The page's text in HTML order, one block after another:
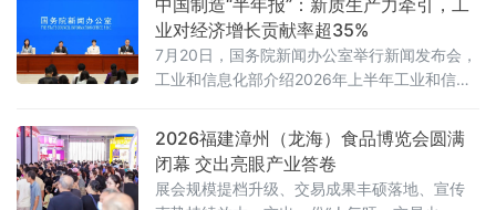
溢价率”列为省级年度考核硬指标，并明确到
2030年全国森林覆盖率达到25.5%、森林蓄积
量增至224亿立方米、草原综合植被盖度稳定在
58%以上。规划期内的林草碳汇累计交易目标
中国制造“半年报”：新质生产力牵引，工
业对经济增长贡献率超35%
7月20日，国务院新闻办公室举行新闻发布会，
工业和信息化部介绍2026年上半年工业和信息
表示，上半年工业和信息化持续向新向优发
展。工业“半年报”数据亮眼，规模以上工业增加
值同比增长5.4%，工业对经济增长贡献率超
35%。从新技术突破到新赛道火热，中国制造
2026福建漳州（龙海）食品博览会圆满
闭幕 交出亮眼产业答卷
展会规模提档升级、交易成果丰硕落地、宣传